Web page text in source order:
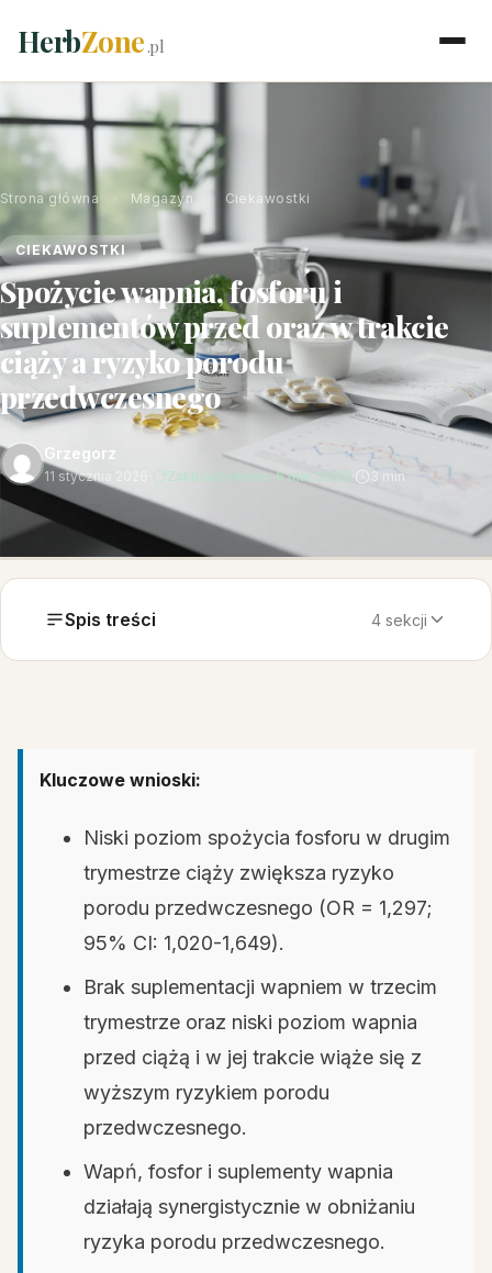
HerbZone.pl
Strona główna Magazyn Ciekawostki
CIEKAWOSTKI
Spożycie wapnia, fosforu i
suplementów przed oraz w trakcie
ciąży a ryzyko porodu
przedwczesnego
Grzegorz
11 stycznia 2026 Zaktualizowano: 6 mar 2026 3 min
Spis treści 4 sekcji
Kluczowe wnioski:
Niski poziom spożycia fosforu w drugim
trymestrze ciąży zwiększa ryzyko
porodu przedwczesnego (OR = 1,297;
95% CI: 1,020-1,649).
Brak suplementacji wapniem w trzecim
trymestrze oraz niski poziom wapnia
przed ciążą i w jej trakcie wiąże się z
wyższym ryzykiem porodu
przedwczesnego.
Wapń, fosfor i suplementy wapnia
działają synergistycznie w obniżaniu
ryzyka porodu przedwczesnego.